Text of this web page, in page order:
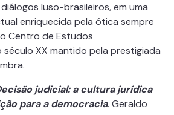
luso-brasileiros, em uma
enriquecida pela ótica sempre
Centro de Estudos
XX mantido pela prestigiada
judicial: a cultura jurídica
para a democracia. Geraldo